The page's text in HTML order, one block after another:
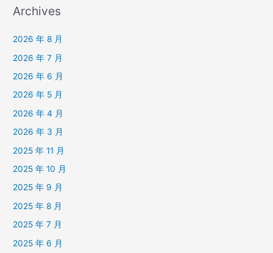
Archives
2026 年 8 月
2026 年 7 月
2026 年 6 月
2026 年 5 月
2026 年 4 月
2026 年 3 月
2025 年 11 月
2025 年 10 月
2025 年 9 月
2025 年 8 月
2025 年 7 月
2025 年 6 月